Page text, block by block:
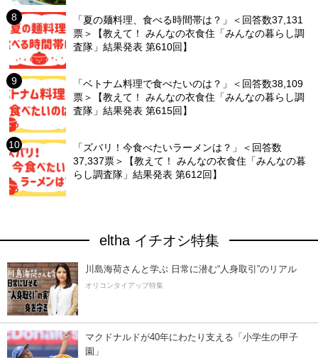
「夏の麺料理、食べる時間帯は？」＜回答数37,131
票＞【教えて！ みんなの衣食住「みんなの暮らし調
査隊」結果発表 第610回】
「ベトナム料理で食べたいのは？」＜回答数38,109
票＞【教えて！ みんなの衣食住「みんなの暮らし調
査隊」結果発表 第615回】
「ズバリ！今食べたいラーメンは？」＜回答数
37,337票＞【教えて！ みんなの衣食住「みんなの暮
らし調査隊」結果発表 第612回】
eltha イチオシ特集
川島海荷さんと学ぶ 日常に潜む“人身取引”のリアル
オリコンタイアップ特集
マクドナルドが40年にわたり支える「小学生の甲子
園」